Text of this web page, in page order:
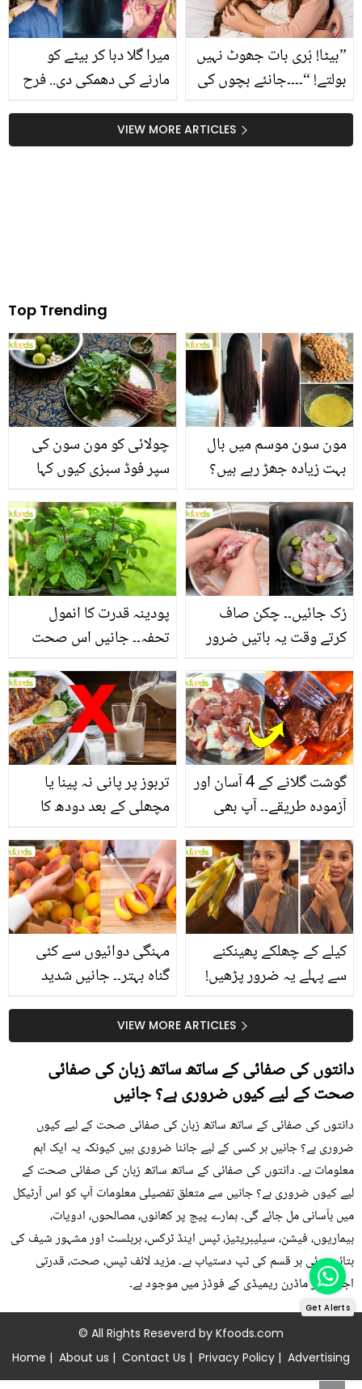
میرا گلا دبا کر بیٹے کو
مارنے کی دھمکی دی.. فرح
کیسے بچایا؟
”بیٹا! بُری بات جھوٹ نہیں
بولتے! “۔۔۔۔جانئے بچوں کی
چھڑوانے کے چند طریقے!VIEW MORE ARTICLES
Top Trending
چولائی کو مون سون کی
سپر فوڈ سبزی کیوں کہا
منرلز اور اینٹی آکسیڈنٹس
سے بھرپور اس سبزی کے
فائدے
مون سون موسم میں بال
بہت زیادہ جھڑ رہے ہیں؟
بنانے کے چند قدرتی طریقے
پودینہ قدرت کا انمول
تحفہ۔۔ جانیں اس صحت
انگیز طبی فوائد
رُک جائیں۔۔ چکن صاف
کرتے وقت یہ باتیں ضرور
تربوز پر پانی نہ پینا یا
مچھلی کے بعد دودھ کا
سے متعلق غلط فہمیوں کی
حقیقت کیا ہے اور افواہ
کیا؟
گوشت گلانے کے 4 آسان اور
آزمودہ طریقے۔۔ آپ بھی
بتائے راز
مہنگی دوائیوں سے کئی
گناہ بہتر۔۔ جانیں شدید
کیوں کھانا چاہیے؟
کیلے کے چھلکے پھینکنے
سے پہلے یہ ضرور پڑھیں!
سستا اور قدرتی حلVIEW MORE ARTICLES
دانتوں کی صفائی کے ساتھ ساتھ زبان کی صفائی
صحت کے لیے کیوں ضروری ہے؟ جانیں
دانتوں کی صفائی کے ساتھ ساتھ زبان کی صفائی صحت کے لیے کیوں
ضروری ہے؟ جانیں ہر کسی کے لیے جاننا ضروری ہیں کیونکہ یہ ایک اہم
معلومات ہے۔ دانتوں کی صفائی کے ساتھ ساتھ زبان کی صفائی صحت کے
لیے کیوں ضروری ہے؟ جانیں سے متعلق تفصیلی معلومات آپ کو اس آرٹیکل
میں بآسانی مل جائے گی۔ ہمارے پیج پر کھانوں، مصالحوں، ادویات،
بیماریوں، فیشن، سیلیبریٹیز، ٹپس اینڈ ٹرکس، ہربلسٹ اور مشہور شیف کی
بتائی ہوئی ہر قسم کی ٹپ دستیاب ہے۔ مزید لائف ٹپس، صحت، قدرتی
اجزاء اور ماڈرن ریمیڈی کے فوڈز میں موجود ہے۔
© All Rights Reseverd by Kfoods.com
Home | About us | Contact Us | Privacy Policy | Advertising
Get Alerts